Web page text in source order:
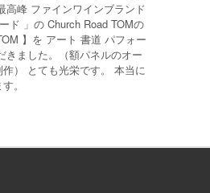
高峰 ファインワインブランド
ド 」の Church Road TOMの
】を アート 書道 パフォー
きました。（額パネルのオー
） とても光栄です。 本当に
。